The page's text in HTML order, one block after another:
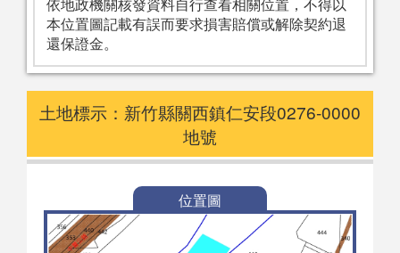
本位置圖記載有誤而要求損害賠償或解除契約退
還保證金。
土地標示：新竹縣關西鎮仁安段0276-0000
地號
位置圖